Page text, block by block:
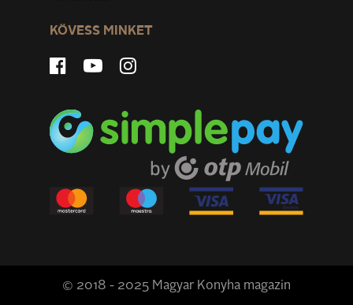
KÖVESS MINKET
© 2018 - 2025 Magyar Konyha magazin